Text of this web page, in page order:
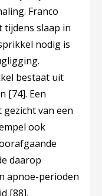
Franco
tijdens slaap in
nodig is
bestaat uit
[74]. Een
van een
ook
daarop
apnoe-perioden
[88].